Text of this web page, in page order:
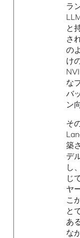
ラ
と
さ
の
け
な
バ
ン
そ
築
デ
し
じ
ヤ
こ
と
あ
な